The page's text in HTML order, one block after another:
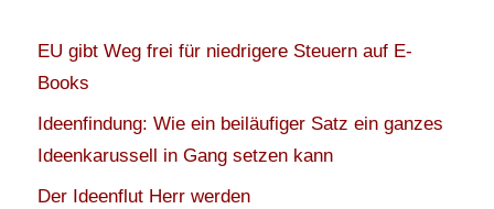
EU gibt Weg frei für niedrigere Steuern auf E-
Books
Ideenfindung: Wie ein beiläufiger Satz ein ganzes
Ideenkarussell in Gang setzen kann
Der Ideenflut Herr werden